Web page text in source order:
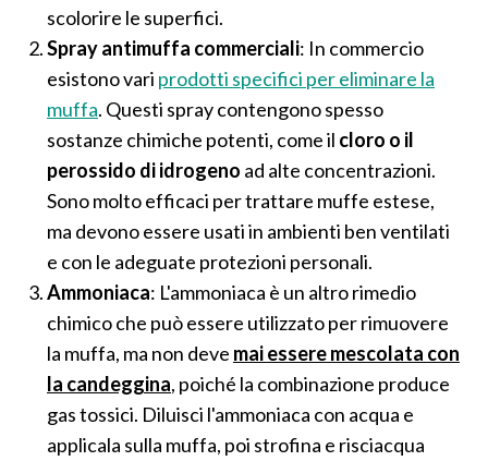
scolorire le superfici.
Spray antimuffa commerciali: In commercio
esistono vari prodotti specifici per eliminare la
muffa. Questi spray contengono spesso
sostanze chimiche potenti, come il cloro o il
perossido di idrogeno ad alte concentrazioni.
Sono molto efficaci per trattare muffe estese,
ma devono essere usati in ambienti ben ventilati
e con le adeguate protezioni personali.
Ammoniaca: L'ammoniaca è un altro rimedio
chimico che può essere utilizzato per rimuovere
la muffa, ma non deve mai essere mescolata con
la candeggina, poiché la combinazione produce
gas tossici. Diluisci l'ammoniaca con acqua e
applicala sulla muffa, poi strofina e risciacqua